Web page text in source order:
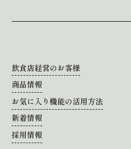
飲食店経営のお客様
商品情報
お気に入り機能の活用方法
新着情報
採用情報